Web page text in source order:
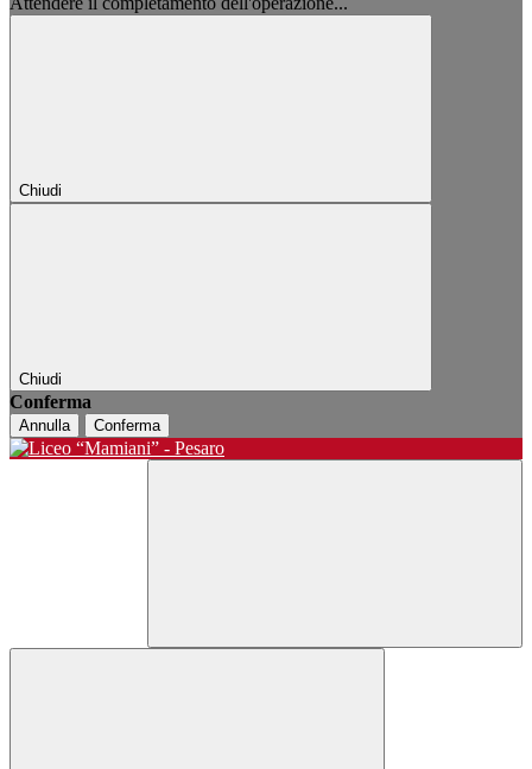
Chiudi
Chiudi
Conferma
Annulla Conferma